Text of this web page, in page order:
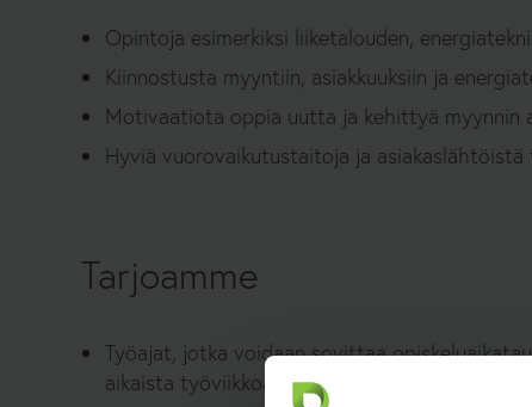
Opintoja esimerkiksi liiketalouden,
Kiinnostusta myyntiin, asiakkuuksiin ja
Motivaatiota oppia uutta ja kehittyä myynnin
Hyviä vuorovaikutustaitoja ja
Tarjoamme
Työajat, jotka voidaan sovittaa
aikaista työviikkoa